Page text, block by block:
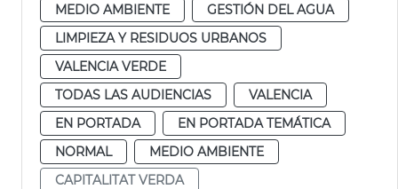
MEDIO AMBIENTE
GESTIÓN DEL AGUA
LIMPIEZA Y RESIDUOS URBANOS
VALENCIA VERDE
TODAS LAS AUDIENCIAS
VALENCIA
EN PORTADA
EN PORTADA TEMÁTICA
NORMAL
MEDIO AMBIENTE
CAPITALITAT VERDA